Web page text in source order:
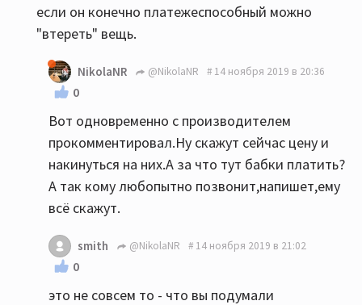
если он конечно платежеспособный можно
"втереть" вещь.
NikolaNR @NikolaNR 14 ноября 2019 в 20:36
0
Вот одновременно с производителем
прокомментировал.Ну скажут сейчас цену и
накинуться на них.А за что тут бабки платить?
А так кому любопытно позвонит,напишет,ему
всё скажут.
smith @NikolaNR 14 ноября 2019 в 21:02
0
это не совсем то - что вы подумали